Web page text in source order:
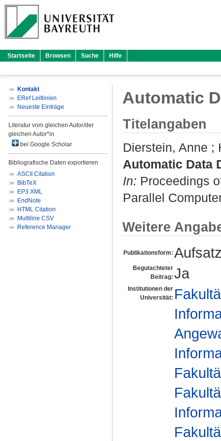
Startseite Browsen Suche Hilfe
Kontakt
ERef Leitlinien
Neueste Einträge
Literatur vom gleichen Autor/der
gleichen Autor*in
bei Google Scholar
Bibliografische Daten exportieren
ASCII Citation
BibTeX
EP3 XML
EndNote
HTML Citation
Multiline CSV
Reference Manager
Automatic
Titelangaben
Dierstein, Anne ;
Automatic Data
In: Proceedings
Parallel
Weitere
Publikationsform:
Begutachteter
Beitrag: Ja
Institutionen der
Universität: